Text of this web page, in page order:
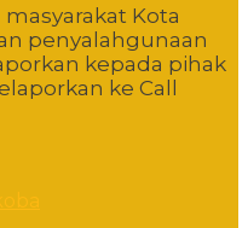
Kota
penyalahgunaan
kepada pihak
ke Call